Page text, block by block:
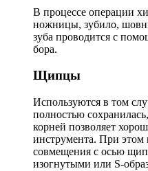
В процессе операции
ножницы, зубило,
зуба проводится с
бора.
Щипцы
Используются в том
полностью
корней позволяет
инструмента. При этом
совмещения с осью
изогнутыми или S-